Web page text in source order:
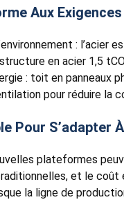
Aux Exigences
:
en acier 1,5
: toit en panneaux
pour réduire la
Pour S’adapter
plateformes
et le coût
la ligne de